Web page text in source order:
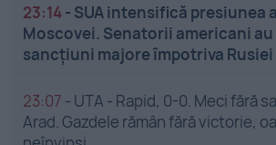
23:14- SUA intensifică presiunea
Moscovei. Senatorii americani
sancțiuni majore împotriva Rusiei
23:07 - UTA - Rapid, 0-0. Meci fără
Arad. Gazdele rămân fără victorie,